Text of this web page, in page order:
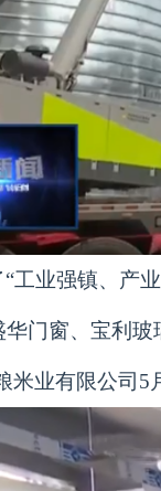
工业强镇、产
门窗、宝利
米业有限公司5